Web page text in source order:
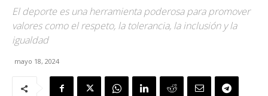
El deporte es una herramienta poderosa para promover
valores como el respeto, la tolerancia, la inclusión y la
igualdad
mayo 18, 2024